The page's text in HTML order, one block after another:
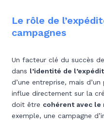
Le rôle de
campagnes
Un facteur clé du succès
dans l’identité de
d’une entreprise, mais
influe directement sur la
doit être cohérent avec le
exemple, une campagne